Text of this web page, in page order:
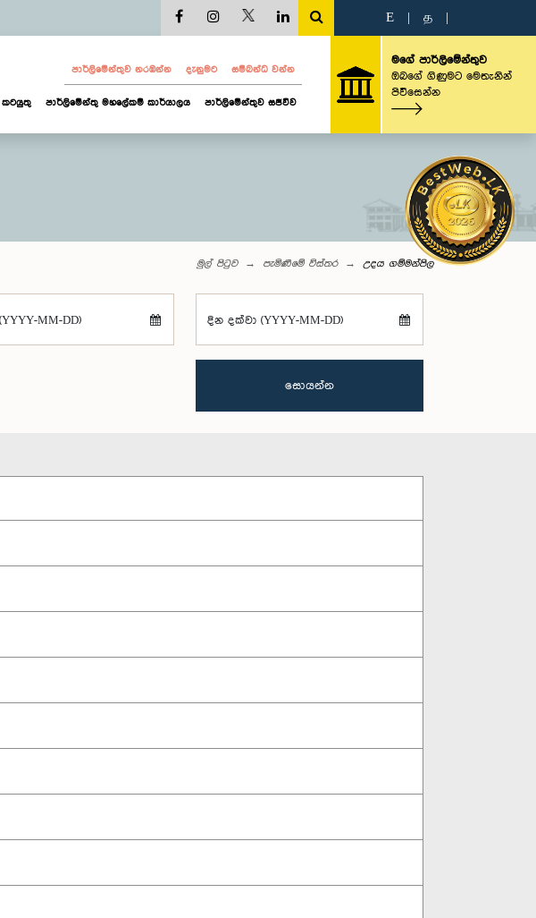
E த
පාර්ලි‌මේන්තුව නරඹන්න දැනුමට සම්බන්ධ වන්න
කටයුතු පාර්ලිමේන්තු මහලේකම් කාර්යාලය පාර්ලිමේන්තුව සජීවීව
මගේ පාර්ලිමේන්තුව
ඔබගේ ගිණුමට මෙතැනින්
පිවිසෙන්න
මුල් පිටුව පැමිණීමේ විස්තර උදය ගම්මන්පිල
MM-DD) දින දක්වා (YYYY-MM-DD)
සොයන්න